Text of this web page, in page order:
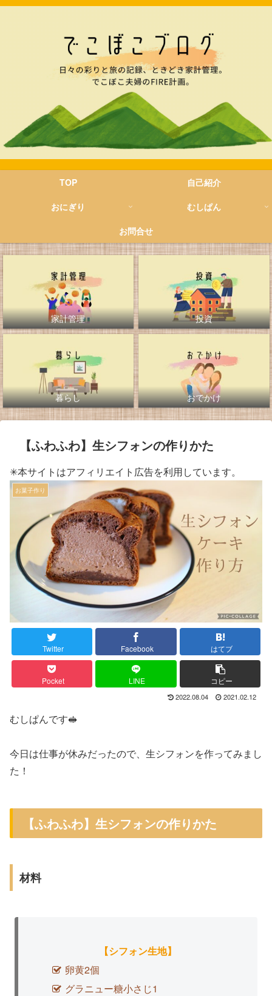
TOP
自己紹介
おにぎり
むしぱん
お問合せ
家計管理 投資
暮らし おでかけ
【ふわふわ】生シフォンの作りかた
✳︎本サイトはアフィリエイト広告を利用しています。
お菓子作り
Twitter Facebook はてブ
Pocket LINE コピー
2022.08.04 2021.02.12
むしぱんです🥪
今日は仕事が休みだったので、生シフォンを作ってみまし
た！
【ふわふわ】生シフォンの作りかた
材料
【シフォン生地】
卵黄2個
グラニュー糖小さじ1